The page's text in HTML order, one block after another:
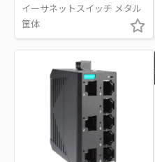
イーサネットスイッチ メタル
筐体